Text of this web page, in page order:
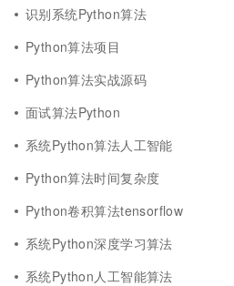
识别系统Python算法
Python算法项目
Python算法实战源码
面试算法Python
系统Python算法人工智能
Python算法时间复杂度
Python卷积算法tensorflow
系统Python深度学习算法
系统Python人工智能算法